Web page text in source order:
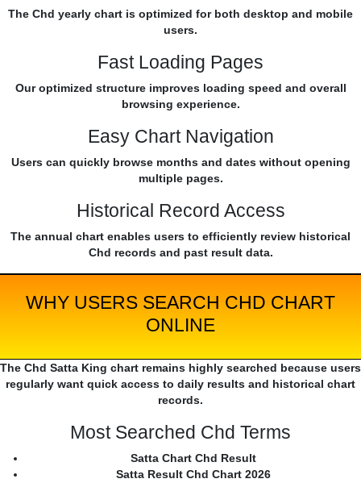
The Chd yearly chart is optimized for both desktop and mobile
users.
Fast Loading Pages
Our optimized structure improves loading speed and overall
browsing experience.
Easy Chart Navigation
Users can quickly browse months and dates without opening
multiple pages.
Historical Record Access
The annual chart enables users to efficiently review historical
Chd records and past result data.
WHY USERS SEARCH CHD CHART
ONLINE
The Chd Satta King chart remains highly searched because users
regularly want quick access to daily results and historical chart
records.
Most Searched Chd Terms
Satta Chart Chd Result
Satta Result Chd Chart 2026